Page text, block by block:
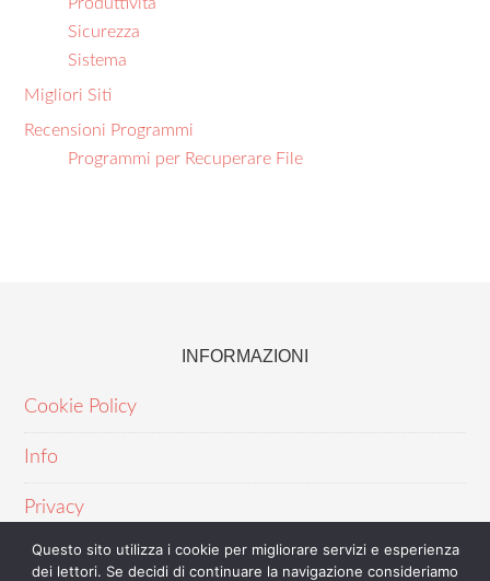
Sicurezza
Sistema
Migliori Siti
Recensioni Programmi
Programmi per Recuperare File
INFORMAZIONI
Cookie Policy
Info
Privacy
Questo sito utilizza i cookie per migliorare servizi e esperienza
dei lettori. Se decidi di continuare la navigazione consideriamo